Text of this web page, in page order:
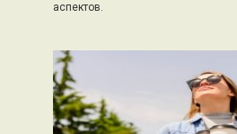
аспектов.